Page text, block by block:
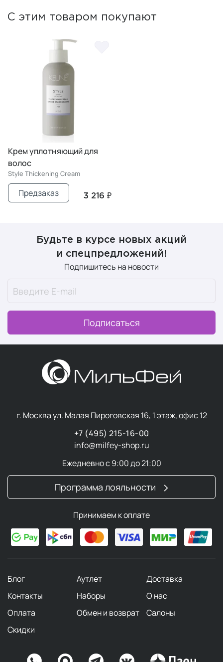
С этим товаром покупают
Крем уплотняющий для
волос
Style Thickening Cream
3 216 ₽
Предзаказ
Будьте в курсе новых акций
и спецпредложений!
Подпишитесь на новости
Подписаться
г. Москва ул. Малая Пироговская 16, 1 этаж, офис 12
+7 (495) 215-16-00
info@milfey-shop.ru
Ежедневно с 9:00 до 21:00
Программа лояльности
Принимаем к оплате
Блог Аутлет
Доставка
Контакты
Наборы
О нас
Оплата
Обмен и возврат
Салоны
Скидки